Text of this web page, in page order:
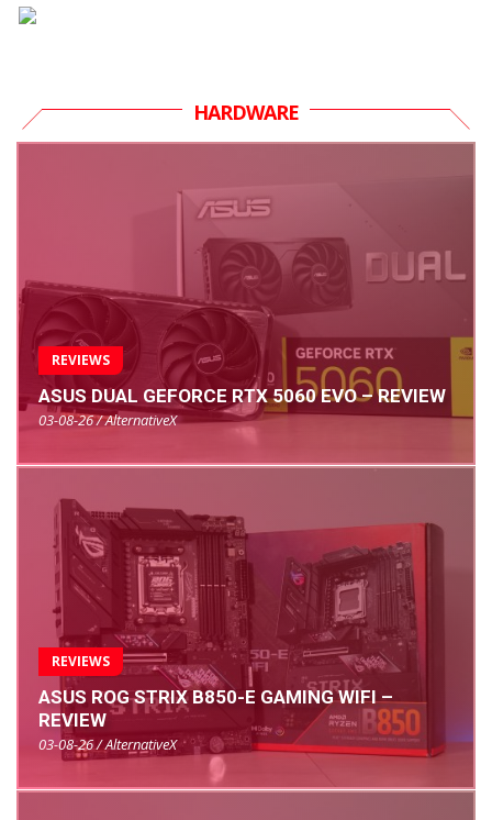
HARDWARE
REVIEWS
ASUS DUAL GEFORCE RTX 5060 EVO – REVIEW
03-08-26 / AlternativeX
REVIEWS
ASUS ROG STRIX B850-E GAMING WIFI –
REVIEW
03-08-26 / AlternativeX